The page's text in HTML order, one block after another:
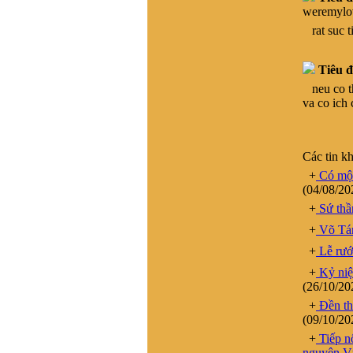
rat suc
Tiêu
neu co
va co ich
Các tin
+ Có
(04/08/
+ Sứ
+ Võ
+ Lễ
+ Kỷ
(26/10/
+ Đền
(09/10/
+ Tiếp